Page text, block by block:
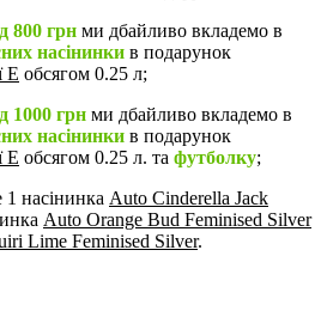
800 грн ми дбайливо вкладемо в
насінинки в подарунок
Е обсягом 0.25 л;
1000 грн ми дбайливо вкладемо в
насінинки в подарунок
Е обсягом 0.25 л. та футболку;
1 насінинка Auto Cinderella Jack
Auto Orange Bud Feminised Silver
Lime Feminised Silver.